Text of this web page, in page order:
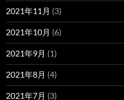
2021年11月 (3)
2021年10月 (6)
2021年9月 (1)
2021年8月 (4)
2021年7月 (3)